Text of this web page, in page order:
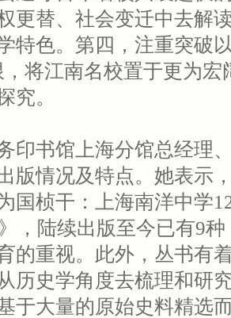
更替、社会变迁中去解
特色。第四，注重突破
，将江南名校置于更为
究。
印书馆上海分馆总经理
版情况及特点。她表示
国桢干：上海南洋中学
，陆续出版至今已有9
的重视。此外，丛书有
历史学角度去梳理和研
于大量的原始史料精选